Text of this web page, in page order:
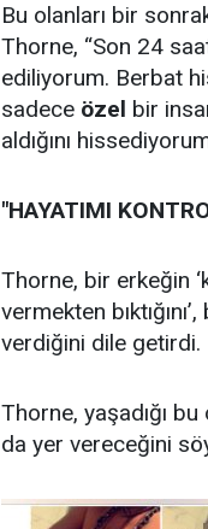
Bu olanları bir
Thorne, “Son 24
ediliyorum. Berbat
sadece özel bir
aldığını
"HAYATIMI
Thorne, bir erkeğin
vermekten
verdiğini dile getirdi.
Thorne, yaşadığı bu
da yer vereceğini